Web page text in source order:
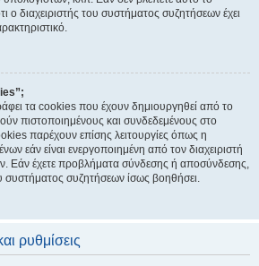
ο διαχειριστής του συστήματος συζητήσεων έχει
τα cookies που έχουν δημιουργηθεί από το
πιστοποιημένους και συνδεδεμένους στο
παρέχουν επίσης λειτουργίες όπως η
εάν είναι ενεργοποιημένη από τον διαχειριστή
Εάν έχετε προβλήματα σύνδεσης ή αποσύνδεσης,
συζητήσεων ίσως βοηθήσει.
ρυθμίσεις